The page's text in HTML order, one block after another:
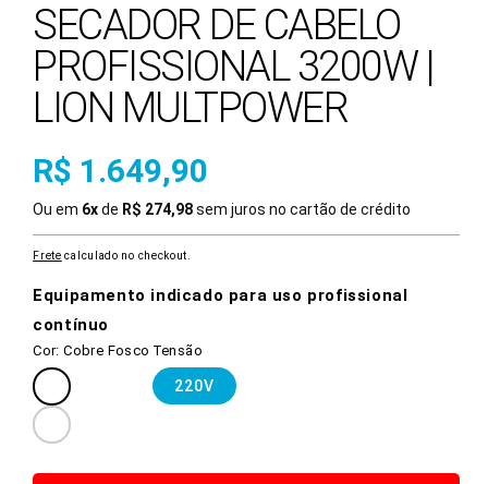
SECADOR DE CABELO
PROFISSIONAL 3200W |
LION MULTPOWER
R$ 1.649,90
Ouem 6xde R$ 274,98sem juros no cartão de crédito
Frete calculado no checkout.
Equipamento indicado para uso profissional
contínuo
Cor:Cobre Fosco
Cobre
Fosco
Variante
esgotada
ou
indisponível
Preto
Variante
Tensão
220V